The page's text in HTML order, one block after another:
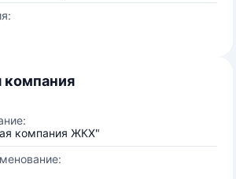
компания ЖКХ"